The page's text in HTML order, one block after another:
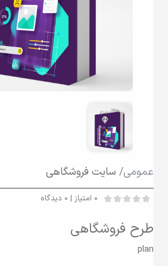
عمومی/ سایت فروشگاهی
0 امتیاز | 0 دیدگاه
طرح فروشگاهی
plan